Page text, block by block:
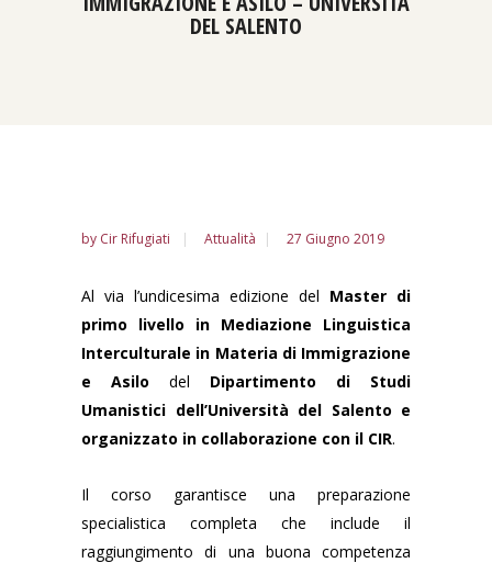
DEL SALENTO
by Cir Rifugiati Attualità 27 Giugno 2019
Al via l’undicesima edizione del Master di
primo livello in Mediazione Linguistica
Interculturale in Materia di Immigrazione
e Asilo del Dipartimento di Studi
Umanistici dell’Università del Salento e
organizzato in collaborazione con il CIR.
Il corso garantisce una preparazione
specialistica completa che include il
raggiungimento di una buona competenza